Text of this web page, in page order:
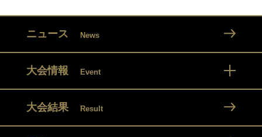
ニュース News
大会情報 Event
大会結果 Result